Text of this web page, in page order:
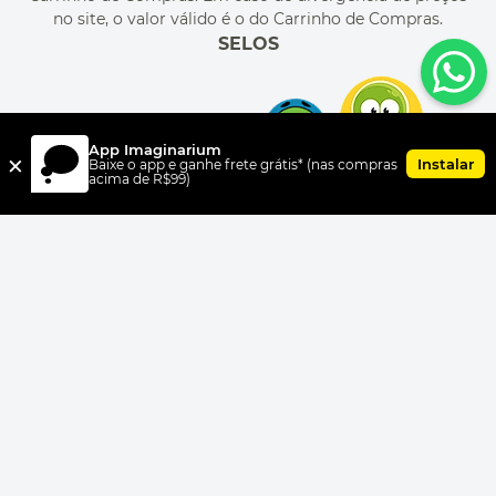
no site, o valor válido é o do Carrinho de Compras.
SELOS
× App Imaginarium
Baixe o app e ganhe frete grátis* (nas compras
acima de R$99)
Instalar